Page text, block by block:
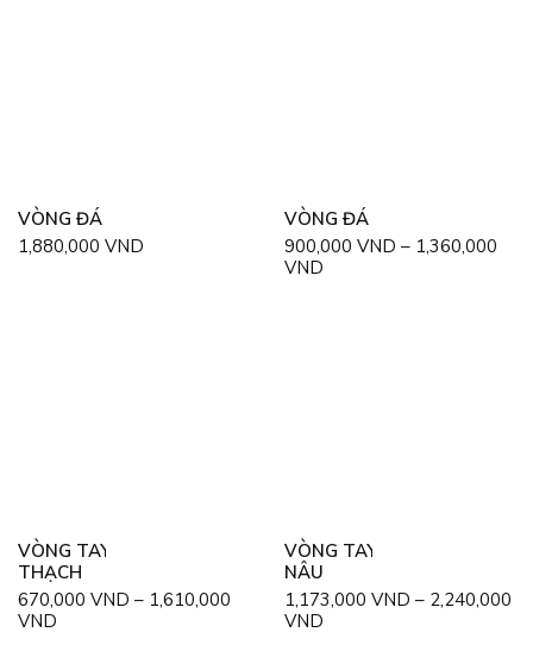
VÒNG ĐÁ MẮT HỔ ĐỎ
1,880,000 VND
VÒNG ĐÁ MẮT HỔ ĐỎ
900,000 VND – 1,360,000
VND
VÒNG TAY GỖ HÓA
THẠCH
670,000 VND – 1,610,000
VND
VÒNG TAY MẮT HỔ VÀNG
NÂU
1,173,000 VND – 2,240,000
VND